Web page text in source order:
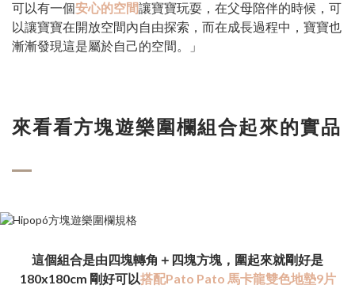
可以有一個安心的空間讓寶寶玩耍，在父母陪伴的時候，可
以讓寶寶在開放空間內自由探索，而在成長過程中，寶寶也
漸漸發現這是屬於自己的空間。」
來看看方塊遊樂圍欄組合起來的實品
這個組合是由四塊轉角＋四塊方塊， 圍起來就剛好是
180x180cm 剛好可以搭配Pato Pato 馬卡龍雙色地墊9片